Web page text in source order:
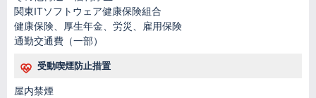
関東ITソフトウェア健康保険組合
健康保険、厚生年金、労災、雇用保険
通勤交通費（一部）
受動喫煙防止措置
屋内禁煙